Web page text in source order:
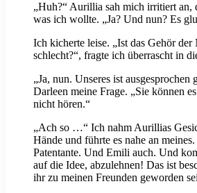
„Huh?“ Aurillia sah mich irritiert an,
was ich wollte. „Ja? Und nun? Es
Ich kicherte leise. „Ist das Gehör der
schlecht?“, fragte ich überrascht in
„Ja, nun. Unseres ist ausgesprochen
Darleen meine Frage. „Sie können
nicht hören.“
„Ach so …“ Ich nahm Aurillias
Hände und führte es nahe an
Patentante. Und Emili auch. Und
auf die Idee, abzulehnen! Das ist
ihr zu meinen Freunden geworden